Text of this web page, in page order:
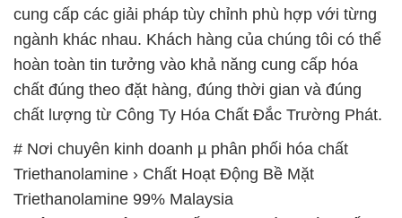
cung cấp các giải pháp tùy chỉnh phù hợp với từng
ngành khác nhau. Khách hàng của chúng tôi có thể
hoàn toàn tin tưởng vào khả năng cung cấp hóa
chất đúng theo đặt hàng, đúng thời gian và đúng
chất lượng từ Công Ty Hóa Chất Đắc Trường Phát.
# Nơi chuyên kinh doanh µ phân phối hóa chất
Triethanolamine › Chất Hoạt Động Bề Mặt
Triethanolamine 99% Malaysia